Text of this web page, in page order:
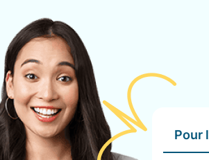
Pour